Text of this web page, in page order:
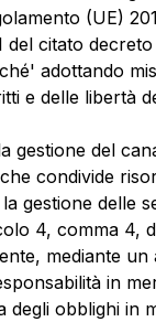
(UE)
del citato decreto
adottando
e delle libertà
gestione del
condivide
gestione delle
4, comma 4,
mediante
in
degli obblighi in